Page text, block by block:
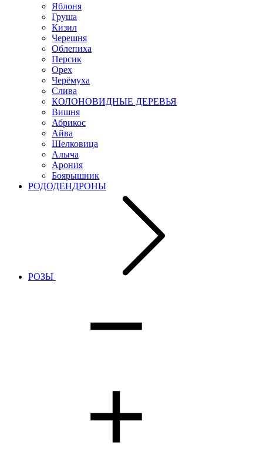
Яблоня
Груша
Кизил
Черешня
Облепиха
Персик
Орех
Черёмуха
Слива
КОЛОНОВИДНЫЕ ДЕРЕВЬЯ
Вишня
Абрикос
Айва
Шелковица
Алыча
Арония
Боярышник
РОДОДЕНДРОНЫ
РОЗЫ